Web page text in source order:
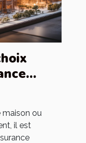
maison ou
il est